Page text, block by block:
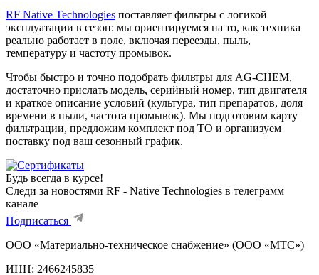
RF Native Technologies поставляет фильтры с логикой
эксплуатации в сезон: мы ориентируемся на то, как техника
реально работает в поле, включая переезды, пыль,
температуру и частоту промывок.
Чтобы быстро и точно подобрать фильтры для AG-CHEM,
достаточно прислать модель, серийный номер, тип двигателя
и краткое описание условий (культура, тип препаратов, доля
времени в пыли, частота промывок). Мы подготовим карту
фильтрации, предложим комплект под ТО и организуем
поставку под ваш сезонный график.
Будь всегда в курсе!
Следи за новостями RF - Native Technologies в телеграмм
канале
Подписаться
ООО «Материально-техническое снабжение» (ООО «МТС»)
ИНН: 2466245835